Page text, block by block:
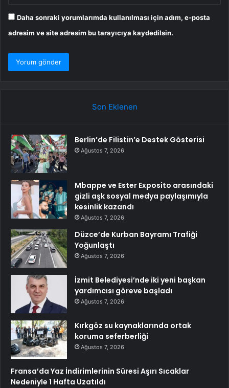
Daha sonraki yorumlarımda kullanılması için adım, e-posta
adresim ve site adresim bu tarayıcıya kaydedilsin.
Son Eklenen
Berlin’de Filistin’e Destek Gösterisi
Ağustos 7, 2026
Mbappe ve Ester Exposito arasındaki
gizli aşk sosyal medya paylaşımıyla
kesinlik kazandı
Ağustos 7, 2026
Düzce’de Kurban Bayramı Trafiği
Yoğunlaştı
Ağustos 7, 2026
İzmit Belediyesi’nde iki yeni başkan
yardımcısı göreve başladı
Ağustos 7, 2026
Kırkgöz su kaynaklarında ortak
koruma seferberliği
Ağustos 7, 2026
Fransa’da Yaz İndirimlerinin Süresi Aşırı Sıcaklar
Nedeniyle 1 Hafta Uzatıldı